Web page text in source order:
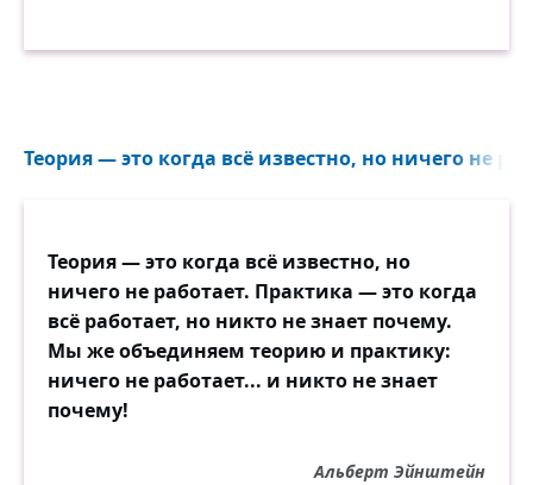
Теория — это когда всё известно, но ничего не
Теория — это когда всё известно, но
ничего не работает. Практика — это когда
всё работает, но никто не знает почему.
Мы же объединяем теорию и практику:
ничего не работает... и никто не знает
почему!
Альберт Эйнштейн